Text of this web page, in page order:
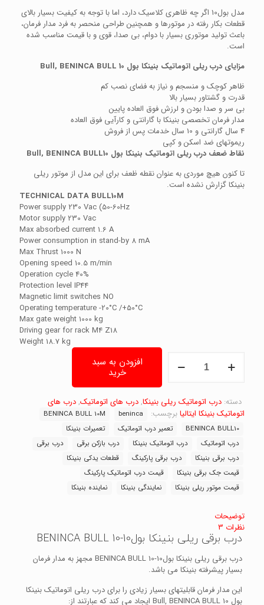
مدل بول10 اگر چه ظاهری کلاسیک دارد، اما با توجه به کیفیت بسیار بالای
قطعات بکار رفته در موتورها و همچنین طراحی منحصر به فرد مدار فرمان،
باعث تولید موتوری بسیار با دوام، بی صدا، قوی و با قیمت مناسب شده
است.
مزایای درب ریلی اتوماتیک بنینکا بول Bull, BENINCA BULL 10
ظاهر کوچک و منسجم و نیاز به فضای نصب کم
قدرت و گشتاور بسیار بالا
بی سر و صدا بودن و لرزش فوق العاده پایین
مدار فرمان تخصصی بنینکا با گارانتی و کارآیی فوق العاده
4 سال گارانتی و 10 سال خدمات پس از فروش
ریموتهای ضد اسکن و کپی
نقاط ضعف درب ریلی اتوماتیک بنینکا بول Bull, BENINCA BULL10
تا کنون هیچ موردی به عنوان نقطه ظعف برای این مدل از موتور ریلی
بنینکا گزارش نشده است.
TECHNICAL DATA BULL10M
Power supply 230 Vac (50-60Hz
Motor supply 230 Vac
Max absorbed current 1.6 A
Power consumption in stand-by 8 mA
Max Thrust 1000 N
Opening speed 10.5 m/min
Operation cycle 40%
Protection level IP44
Magnetic limit switches NO
Operating temperature -20°C /+50°C
Max gate weight 1000 kg
Driving gear for rack M4 Z18
Weight 18.7 kg
برقی
بول10-
BENINCA
BULL
عدد
افزودن به سبد
خرید
دسته: درب اتوماتیک ریلی بنینکا,درب های اتوماتیک,درب های
اتوماتیک بنینکا ایتالیابرچسب: beninca
BENINCA BULL 10M
BENINCA BULL10
تعمیر درب اتوماتیک
تعمیرات بنینکا
درب اتوماتیک
درب اتوماتیک بنینکا درب بازکن برقی
درب برقی
درب برقی بنینکا
درب برقی پارکینگ
قطعات یدکی بنینکا
قیمت جک برقی بنینکا
قیمت درب اتوماتیک پارکینگ
قیمت موتور ریلی بنینکا
نمایندگی بنینکا نماینده بنینکا
توضیحات
نظرات 3
درب برقی ریلی بنینکا بول10-BENINCA BULL 10
درب برقی ریلی بنینکا بول10-BENINCA BULL 10 مجهز به مدار فرمان
بسیار پیشرفته بنینکا می باشد.
این مدار فرمان قابلیتهای بسیار زیادی را برای درب ریلی اتوماتیک بنینکا
بول Bull, BENINCA BULL 10 ایجاد می کند که عبارتند از: